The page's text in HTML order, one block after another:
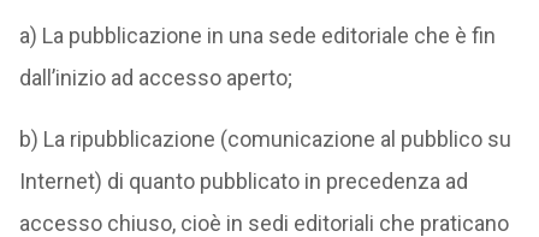
a) La pubblicazione in una sede editoriale che è fin
dall’inizio ad accesso aperto;
b) La ripubblicazione (comunicazione al pubblico su
Internet) di quanto pubblicato in precedenza ad
accesso chiuso, cioè in sedi editoriali che praticano